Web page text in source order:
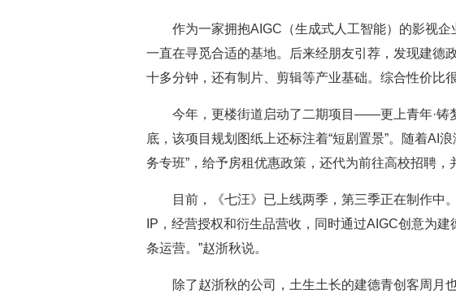
作为一家拥抱AIGC（生成式人工智能）的影视
一直在寻觅合适的基地。后来经朋友引荐，发现建德
十多分钟，还有制片、剪辑等产业基础。综合性价比
今年，更楼街道启动了二期项目——更上青年·铸
底，该项目规划图纸上还标注着“短剧置景”。随着AI
务专班”，给予房租优惠政策，还代为前往高校招聘
目前，《七汪》已上线两季，第三季正在制作中
IP，经营授权和衍生品营收，同时通过AIGC创意为
条运营。”赵浙秋说。
除了赵浙秋的公司，土生土长的建德青创客周月